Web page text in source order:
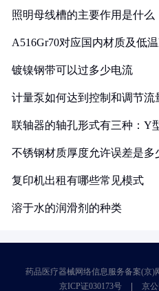
照明母线槽的主要作用是什么
A516Gr70对应国内材质及低
镀镍钢带可以过多少电流
计量泵如何达到控制和调节流
联轴器的轴孔形式有三种：Y
不锈钢材质厚度允许误差是多
复印机出租有哪些常见模式
溶于水的润滑剂的种类
药品医疗器械网络信息服务备案(京)
京ICP证030173号
京